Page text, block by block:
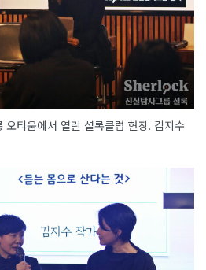
티움에서 열린 셜록클럽 현장. 김지수